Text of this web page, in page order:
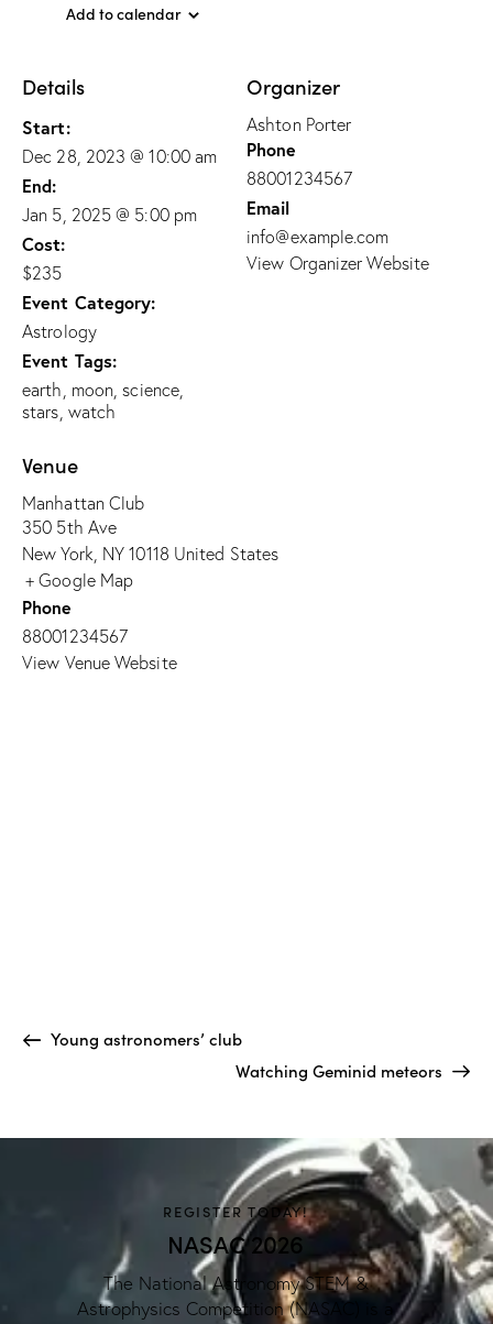
Add to calendar
Details
Start:
Dec 28, 2023 @ 10:00 am
End:
Jan 5, 2025 @ 5:00 pm
Cost:
$235
Event Category:
Astrology
Event Tags:
earth moon ,science
stars watch
Organizer
Ashton Porter
Phone
88001234567
Email
info@example.com
View Organizer Website
Venue
Manhattan Club
350 5th Ave
New York NY 10118 United States
+ Google Map
Phone
88001234567
View Venue Website
Young astronomers’ club
Watching Geminid meteors
REGISTER TODAY!
NASAC 2026
The National Astronomy STEM &
Astrophysics Competition (NASAC) is a